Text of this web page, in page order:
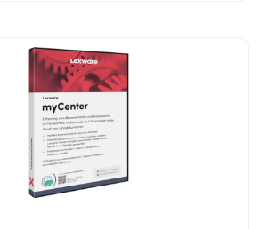
weist
mehrere
Varianten
Optionen
können